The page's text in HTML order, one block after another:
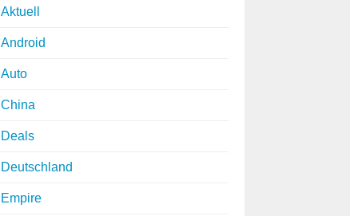
Aktuell
Android
Auto
China
Deals
Deutschland
Empire